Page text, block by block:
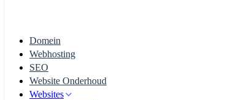
Domein
Webhosting
SEO
Website Onderhoud
Websites